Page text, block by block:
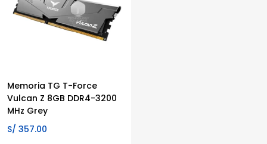
Memoria TG T-Force
Vulcan Z 8GB DDR4-3200
MHz Grey
S/ 357.00